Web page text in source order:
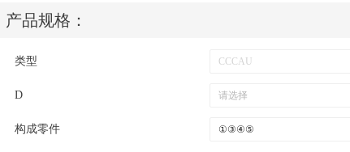
产品规格：
类型
D
构成零件